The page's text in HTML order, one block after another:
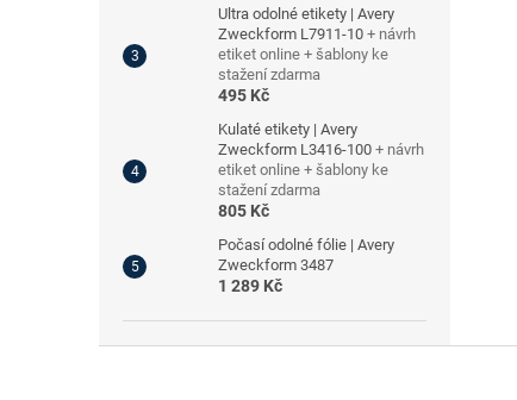
Ultra odolné etikety | Avery
Zweckform L7911-10 + návrh
etiket online + šablony ke
stažení zdarma
495 Kč
Kulaté etikety | Avery
Zweckform L3416-100 + návrh
etiket online + šablony ke
stažení zdarma
805 Kč
Počasí odolné fólie | Avery
Zweckform 3487
1 289 Kč